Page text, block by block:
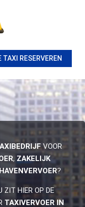
TAXI RESERVEREN
VOOR
, ZAKELIJK
?
ZIT HIER OP DE
TAXIVERVOER IN